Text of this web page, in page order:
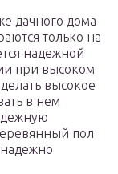
дачного дома
только на
надежной
при высоком
высокое
в нем
пол